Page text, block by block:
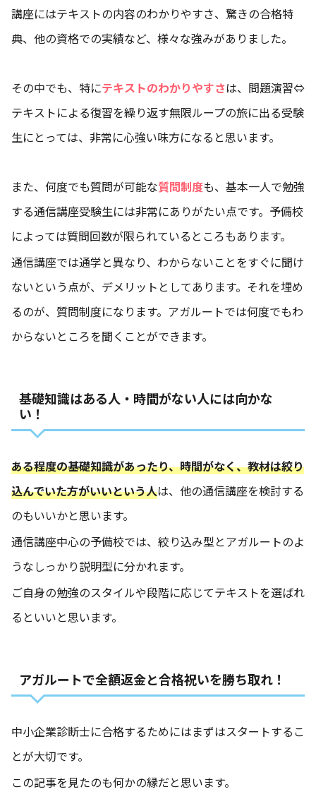
講座にはテキストの内容のわかりやすさ、驚きの合格特
典、他の資格での実績など、様々な強みがありました。
その中でも、特にテキストのわかりやすさは、問題演習⇔
テキストによる復習を繰り返す無限ループの旅に出る受験
生にとっては、非常に心強い味方になると思います。
また、何度でも質問が可能な質問制度も、基本一人で勉強
する通信講座受験生には非常にありがたい点です。予備校
によっては質問回数が限られているところもあります。
通信講座では通学と異なり、わからないことをすぐに聞け
ないという点が、デメリットとしてあります。それを埋め
るのが、質問制度になります。アガルートでは何度でもわ
からないところを聞くことができます。
基礎知識はある人・時間がない人には向かな
い！
ある程度の基礎知識があったり、時間がなく、教材は絞り
込んでいた方がいいという人は、他の通信講座を検討する
のもいいかと思います。
通信講座中心の予備校では、絞り込み型とアガルートのよ
うなしっかり説明型に分かれます。
ご自身の勉強のスタイルや段階に応じてテキストを選ばれ
るといいと思います。
アガルートで全額返金と合格祝いを勝ち取れ！
中小企業診断士に合格するためにはまずはスタートするこ
とが大切です。
この記事を見たのも何かの縁だと思います。